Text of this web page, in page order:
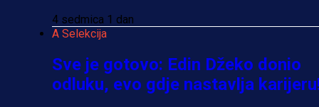
4 sedmica 1 dan
A Selekcija
Sve je gotovo: Edin Džeko donio
odluku, evo gdje nastavlja